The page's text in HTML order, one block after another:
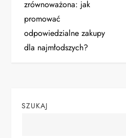
w
i
a
zrównoważona: jak
promować
odpowiedzialne zakupy
dla najmłodszych?
SZUKAJ